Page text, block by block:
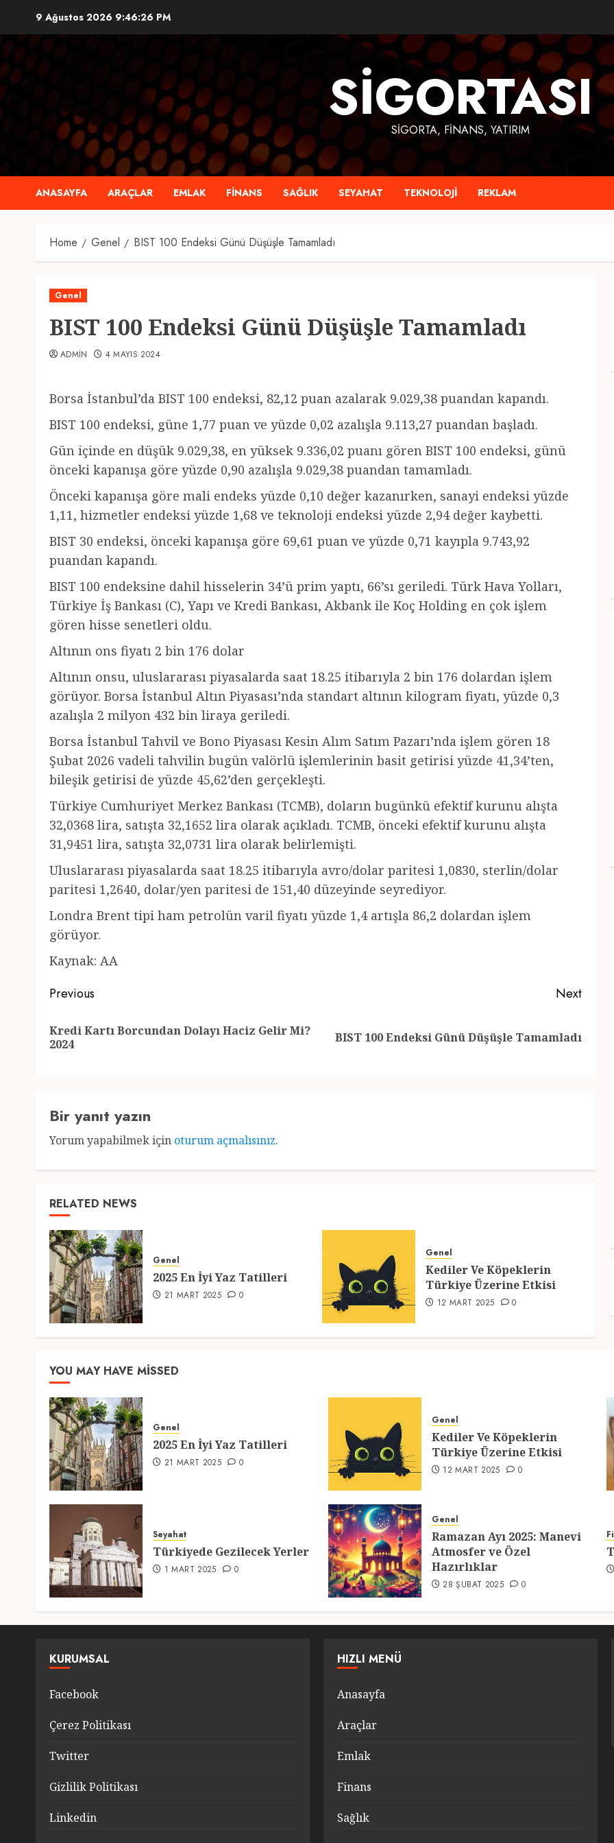
content
9 Ağustos 2026 9:46:27 PM
SIGORTASI
SIGORTA, FINANS, YATIRIM
ANASAYFA ARAÇLAR EMLAK FINANS SAĞLIK SEYAHAT TEKNOLOJI REKLAM
Home Genel BIST 100 Endeksi Günü Düşüşle Tamamladı
Genel
BIST 100 Endeksi Günü Düşüşle Tamamladı
ADMIN 4 MAYIS 2024
Borsa İstanbul’da BIST 100 endeksi, 82,12 puan azalarak 9.029,38 puandan kapandı.
BIST 100 endeksi, güne 1,77 puan ve yüzde 0,02 azalışla 9.113,27 puandan başladı.
Gün içinde en düşük 9.029,38, en yüksek 9.336,02 puanı gören BIST 100 endeksi, günü
önceki kapanışa göre yüzde 0,90 azalışla 9.029,38 puandan tamamladı.
Önceki kapanışa göre mali endeks yüzde 0,10 değer kazanırken, sanayi endeksi yüzde
1,11, hizmetler endeksi yüzde 1,68 ve teknoloji endeksi yüzde 2,94 değer kaybetti.
BIST 30 endeksi, önceki kapanışa göre 69,61 puan ve yüzde 0,71 kayıpla 9.743,92
puandan kapandı.
BIST 100 endeksine dahil hisselerin 34’ü prim yaptı, 66’sı geriledi. Türk Hava Yolları,
Türkiye İş Bankası (C), Yapı ve Kredi Bankası, Akbank ile Koç Holding en çok işlem
gören hisse senetleri oldu.
Altının ons fiyatı 2 bin 176 dolar
Altının onsu, uluslararası piyasalarda saat 18.25 itibarıyla 2 bin 176 dolardan işlem
görüyor. Borsa İstanbul Altın Piyasası’nda standart altının kilogram fiyatı, yüzde 0,3
azalışla 2 milyon 432 bin liraya geriledi.
Borsa İstanbul Tahvil ve Bono Piyasası Kesin Alım Satım Pazarı’nda işlem gören 18
Şubat 2026 vadeli tahvilin bugün valörlü işlemlerinin basit getirisi yüzde 41,34’ten,
bileşik getirisi de yüzde 45,62’den gerçekleşti.
Türkiye Cumhuriyet Merkez Bankası (TCMB), doların bugünkü efektif kurunu alışta
32,0368 lira, satışta 32,1652 lira olarak açıkladı. TCMB, önceki efektif kurunu alışta
31,9451 lira, satışta 32,0731 lira olarak belirlemişti.
Uluslararası piyasalarda saat 18.25 itibarıyla avro/dolar paritesi 1,0830, sterlin/dolar
paritesi 1,2640, dolar/yen paritesi de 151,40 düzeyinde seyrediyor.
Londra Brent tipi ham petrolün varil fiyatı yüzde 1,4 artışla 86,2 dolardan işlem
görüyor.
Kaynak: AA
Post
navigation
Previous
Previous
Kredi Kartı Borcundan Dolayı Haciz Gelir Mi?
2024
Next
NextBIST 100 Endeksi Günü Düşüşle Tamamladı
Bir yanıt yazın
Yorum yapabilmek için oturum açmalısınız.
RELATED NEWS
Genel
2025 En İyi Yaz Tatilleri
21 MART 2025 0
Genel
Kediler Ve Köpeklerin
Türkiye Üzerine Etkisi
12 MART 2025 0
YOU MAY HAVE MISSED
Genel
2025 En İyi Yaz Tatilleri
21 MART 2025 0
Genel
Kediler Ve Köpeklerin
Türkiye Üzerine Etkisi
12 MART 2025 0
Seyahat
Türkiyede Gezilecek Yerler
1 MART 2025 0
Genel
Ramazan Ayı 2025: Manevi
Atmosfer ve Özel
Hazırlıklar
28 ŞUBAT 2025 0
KURUMSAL
Facebook
Çerez Politikası
Twitter
Gizlilik Politikası
Linkedin
HIZLI MENÜ
Anasayfa
Araçlar
Emlak
Finans
Sağlık